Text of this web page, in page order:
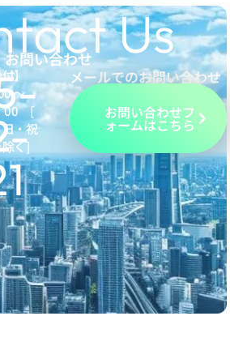
Us
お問い合わせ
】
～
00 [
・祝
く]
メールでのお問い合わせ
お問い合わせフ
ォームはこちら